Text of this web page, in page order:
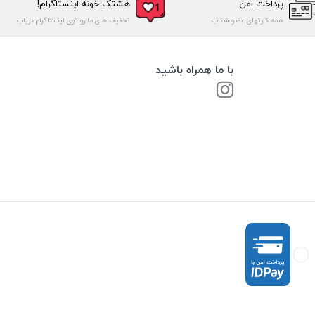
پرداخت امن
همه کارتهای عضو شتاب
هشتک خونه اینستاگرام!
تخفیف های ما رو توی اینستاگرام دریاب
با ما همراه باشید